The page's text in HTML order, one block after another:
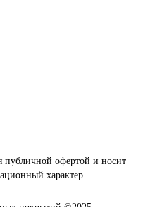
публичной офертой и носит
характер.